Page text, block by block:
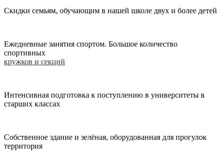
Скидки семьям, обучающим в нашей школе двух и более детей
Ежедневные занятия спортом. Большое количество
спортивных
кружков и секций
Интенсивная подготовка к поступлению в университеты в
старших классах
Собственное здание и зелёная, оборудованная для прогулок
территория